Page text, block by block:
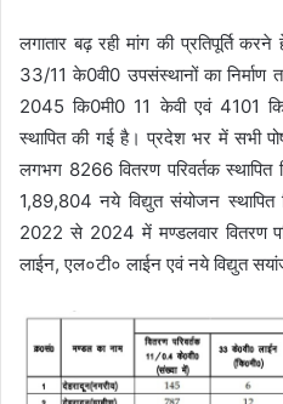
लगातार बढ़ रही मांग की प्रतिपूर्ति
33/11 के0वी0 उपसंस्थानों का
2045 कि0मी0 11 केवी एवं 4101
स्थापित की गई है। प्रदेश भर में सभी
लगभग 8266 वितरण परिवर्तक
1,89,804 नये विद्युत संयोजन
2022 से 2024 में मण्डलवार वितरण
लाईन, एल०टी० लाईन एवं नये विद्युत